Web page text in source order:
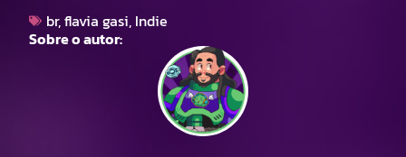
br,flavia gasi, Indie
Sobre o autor: